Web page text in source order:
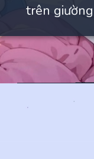
trên giường